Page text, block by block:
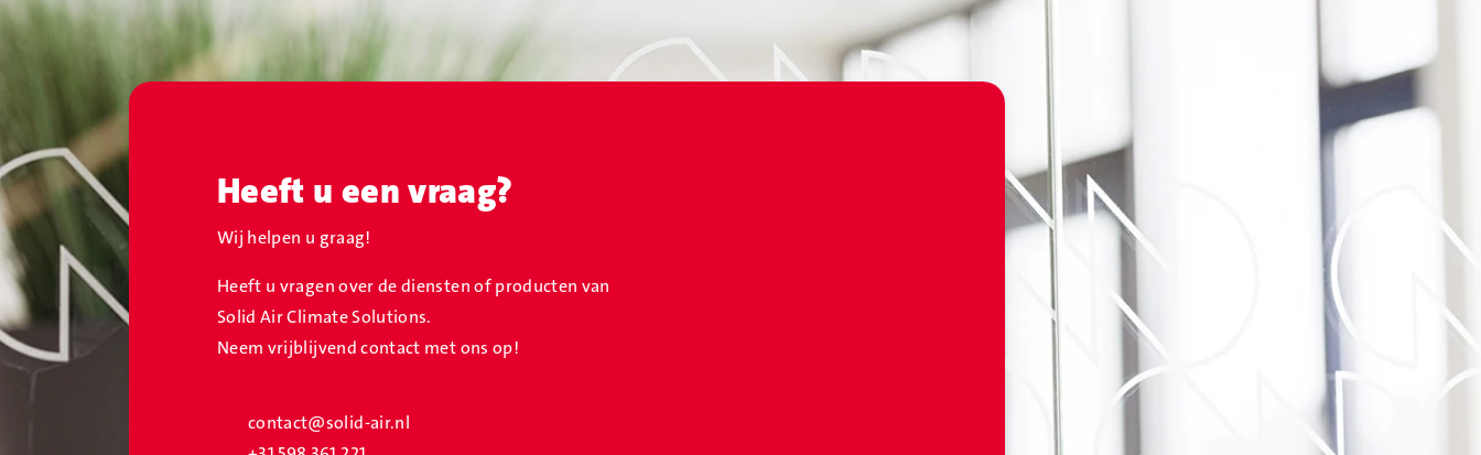
Heeft u een vraag?
Wij helpen u graag!
Heeft u vragen over de diensten of producten van
Solid Air Climate Solutions.
Neem vrijblijvend contact met ons op!
contact@solid-air.nl